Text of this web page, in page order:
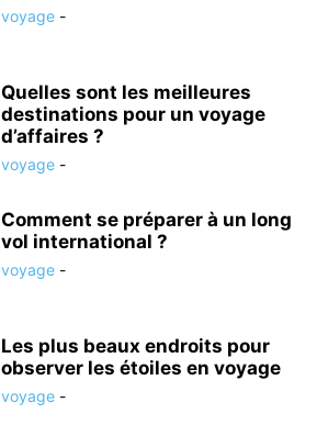
voyage -
Quelles sont les meilleures
destinations pour un voyage
d’affaires ?
voyage -
Comment se préparer à un long
vol international ?
voyage -
Les plus beaux endroits pour
observer les étoiles en voyage
voyage -